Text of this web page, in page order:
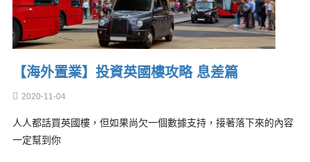
【海外置業】投資英國樓攻略 息差篇
2020-11-04
人人都話買英國樓，但如果尚欠一個數據支持，接著落下來的內容
一定幫到你